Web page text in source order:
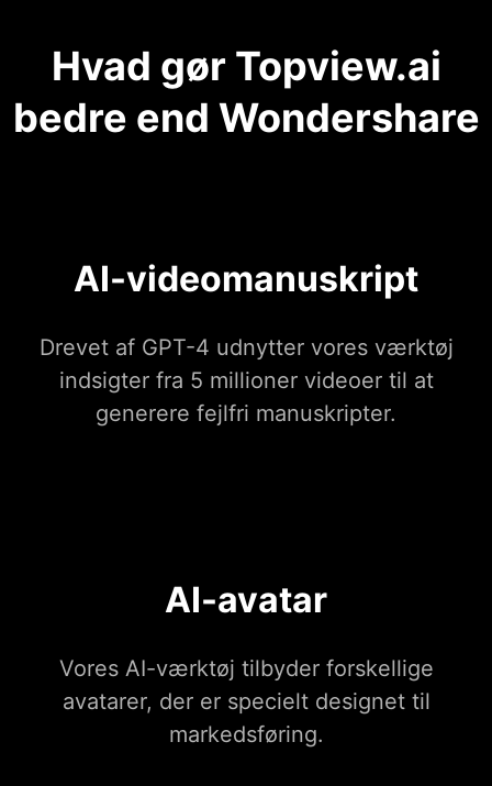
Hvad gør Topview.ai
bedre end Wondershare
AI-videomanuskript
Drevet af GPT-4 udnytter vores værktøj
indsigter fra 5 millioner videoer til at
generere fejlfri manuskripter.
AI-avatar
Vores AI-værktøj tilbyder forskellige
avatarer, der er specielt designet til
markedsføring.